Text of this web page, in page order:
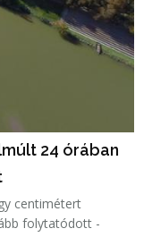
24 órában
centimétert
folytatódott -